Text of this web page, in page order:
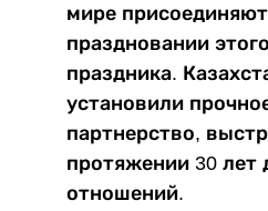
мире
праздновании
праздника.
установили
партнерство,
протяжении 30 лет
отношений.